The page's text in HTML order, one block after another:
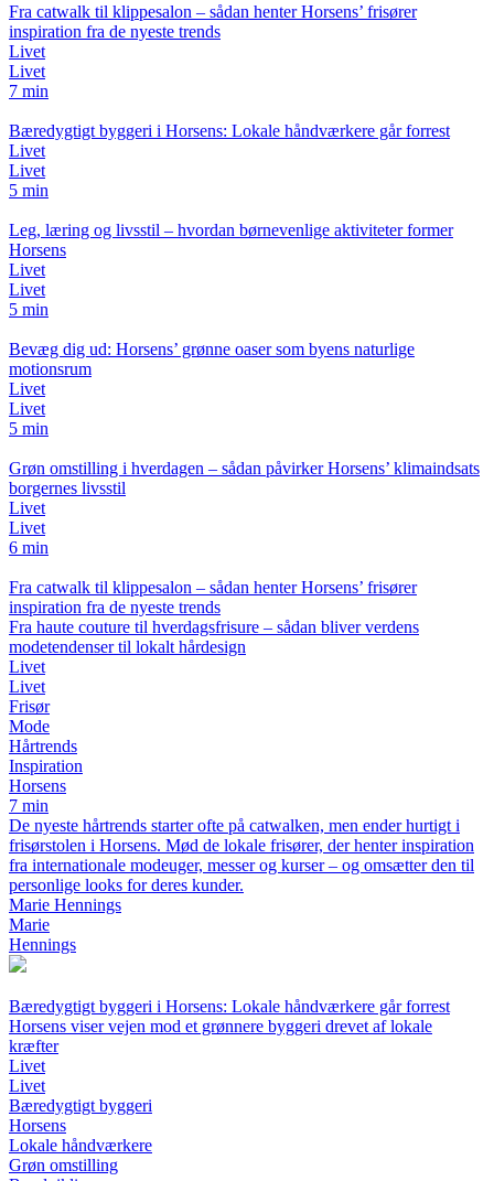
Fra catwalk til klippesalon – sådan henter Horsens’ frisører
inspiration fra de nyeste trends
Livet
Livet
7 min
Bæredygtigt byggeri i Horsens: Lokale håndværkere går forrest
Livet
Livet
5 min
Leg, læring og livsstil – hvordan børnevenlige aktiviteter former
Horsens
Livet
Livet
5 min
Bevæg dig ud: Horsens’ grønne oaser som byens naturlige
motionsrum
Livet
Livet
5 min
Grøn omstilling i hverdagen – sådan påvirker Horsens’ klimaindsats
borgernes livsstil
Livet
Livet
6 min
Fra catwalk til klippesalon – sådan henter Horsens’ frisører
inspiration fra de nyeste trends
Fra haute couture til hverdagsfrisure – sådan bliver verdens
modetendenser til lokalt hårdesign
Livet
Livet
Frisør
Mode
Hårtrends
Inspiration
Horsens
7 min
De nyeste hårtrends starter ofte på catwalken, men ender hurtigt i
frisørstolen i Horsens. Mød de lokale frisører, der henter inspiration
fra internationale modeuger, messer og kurser – og omsætter den til
personlige looks for deres kunder.
Marie Hennings
Marie
Hennings
Bæredygtigt byggeri i Horsens: Lokale håndværkere går forrest
Horsens viser vejen mod et grønnere byggeri drevet af lokale
kræfter
Livet
Livet
Bæredygtigt byggeri
Horsens
Lokale håndværkere
Grøn omstilling